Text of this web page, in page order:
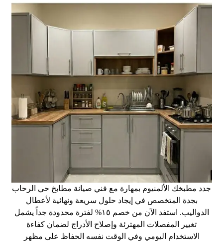
جدد مطبخك الألمنيوم بمهارة مع فني صيانة مطابخ حي الرحاب
بجدة المتخصص في إيجاد حلول سريعة ونهائية لأعطال
الدواليب. استفد الآن من خصم ١٥% لفترة محدودة جداً يشمل
تغيير المفصلات المهترئة وإصلاح الأدراج لضمان كفاءة
الاستخدام اليومي وفي الوقت نفسه الحفاظ على مظهر